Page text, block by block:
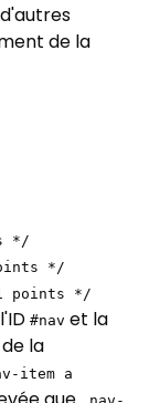
de la
*/
*/
points */
#nav et la
la
item a